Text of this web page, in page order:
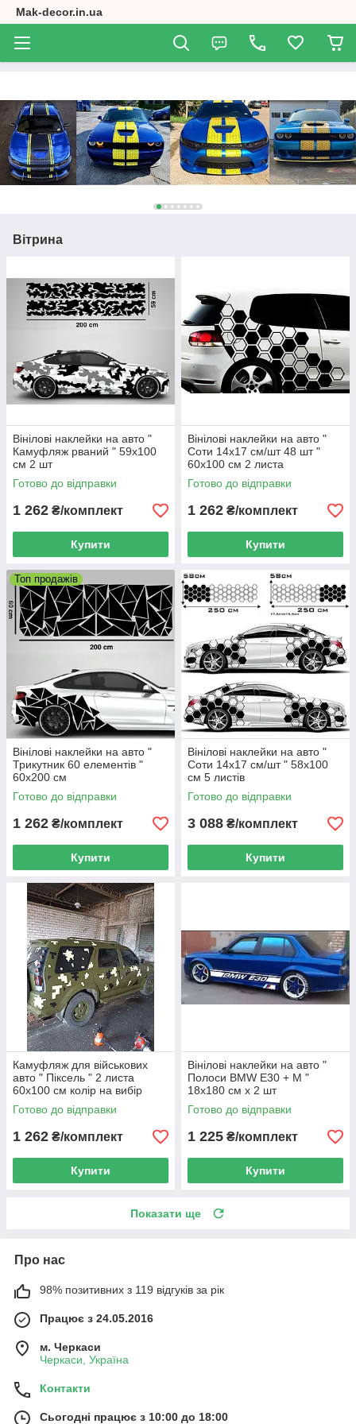
Mak-decor.in.ua
Вітрина
Вінілові наклейки на авто "
Камуфляж рваний " 59х100
см 2 шт
Готово до відправки
1 262 ₴/комплект
Купити
Вінілові наклейки на авто "
Соти 14х17 см/шт 48 шт "
60х100 см 2 листа
Готово до відправки
1 262 ₴/комплект
Купити
Топ продажів
Вінілові наклейки на авто "
Трикутник 60 елементів "
60х200 см
Готово до відправки
1 262 ₴/комплект
Купити
Вінілові наклейки на авто "
Соти 14х17 см/шт " 58х100
см 5 листів
Готово до відправки
3 088 ₴/комплект
Купити
Камуфляж для військових
авто " Піксель " 2 листа
60х100 см колір на вибір
Готово до відправки
1 262 ₴/комплект
Купити
Вінілові наклейки на авто "
Полоси BMW E30 + M "
18x180 см х 2 шт
Готово до відправки
1 225 ₴/комплект
Купити
Показати ще
Про нас
98% позитивних з 119 відгуків за рік
Працює з 24.05.2016
м. Черкаси
Черкаси, Україна
Контакти
Сьогодні працює з 10:00 до 18:00